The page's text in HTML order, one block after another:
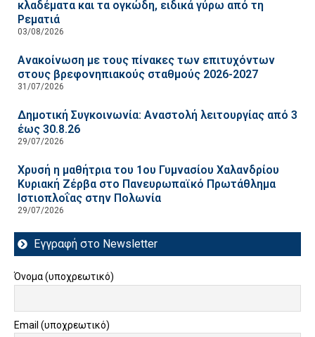
κλαδέματα και τα ογκώδη, ειδικά γύρω από τη
Ρεματιά
03/08/2026
Ανακοίνωση με τους πίνακες των επιτυχόντων
στους βρεφονηπιακούς σταθμούς 2026-2027
31/07/2026
Δημοτική Συγκοινωνία: Αναστολή λειτουργίας από 3
έως 30.8.26
29/07/2026
Χρυσή η μαθήτρια του 1ου Γυμνασίου Χαλανδρίου
Κυριακή Ζέρβα στο Πανευρωπαϊκό Πρωτάθλημα
Ιστιοπλοΐας στην Πολωνία
29/07/2026
Εγγραφή στο Newsletter
Όνομα (υποχρεωτικό)
Email (υποχρεωτικό)